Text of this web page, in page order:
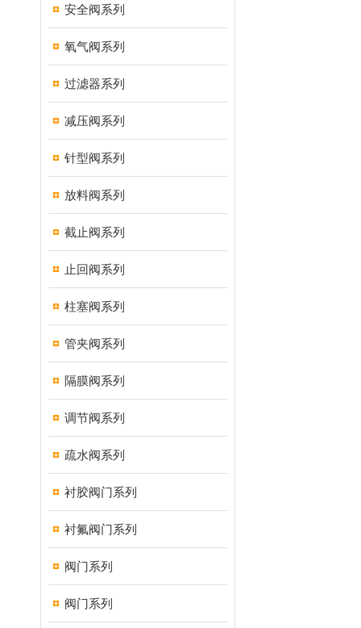
安全阀系列
氧气阀系列
过滤器系列
减压阀系列
针型阀系列
放料阀系列
截止阀系列
止回阀系列
柱塞阀系列
管夹阀系列
隔膜阀系列
调节阀系列
疏水阀系列
衬胶阀门系列
衬氟阀门系列
阀门系列
阀门系列